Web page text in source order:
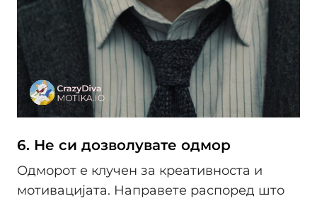
6. Не си дозволувате одмор
Одморот е клучен за креативноста и
мотивацијата. Направете распоред што